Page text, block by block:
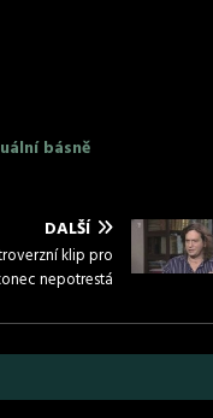
básně
DALŠÍ
klip pro
nepotrestá